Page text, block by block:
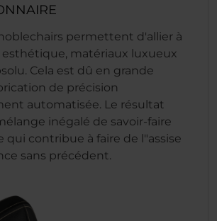
permettent d'allier à
esthétique, matériaux luxueux
Cela est dû en grande
de précision
automatisée. Le résultat
inégalé de savoir-faire
qui contribue à faire de l"assise
sans précédent.